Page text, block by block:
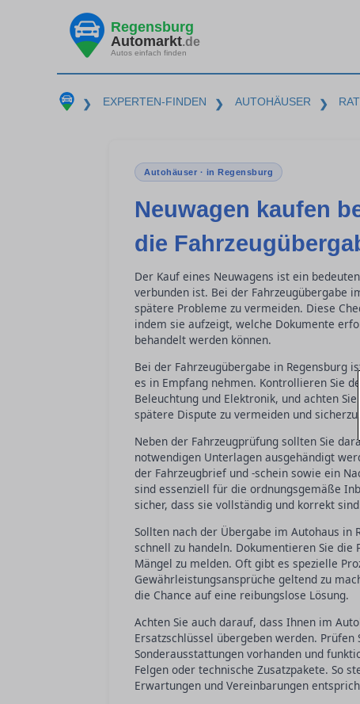
Regensburg
Automarkt.de
Autos einfach finden
❯ EXPERTEN-FINDEN ❯ AUTOHÄUSER ❯
Autohäuser · in Regensburg
Neuwagen kaufen
die
Der Kauf eines Neuwagens ist ein
verbunden ist. Bei der Fahrzeugübergabe
spätere Probleme zu vermeiden. Diese
indem sie aufzeigt, welche Dokumente
behandelt werden können.
Bei der Fahrzeugübergabe in Regensburg
es in Empfang nehmen. Kontrollieren Sie
Beleuchtung und Elektronik, und achten
spätere Dispute zu vermeiden und
Neben der Fahrzeugprüfung sollten Sie
notwendigen Unterlagen ausgehändigt
der Fahrzeugbrief und -schein sowie ein
sind essenziell für die ordnungsgemäße
sicher, dass sie vollständig und korrekt
Sollten nach der Übergabe im Autohaus in
schnell zu handeln. Dokumentieren Sie
Mängel zu melden. Oft gibt es spezielle
Gewährleistungsansprüche geltend zu
die Chance auf eine reibungslose Lösung.
Achten Sie auch darauf, dass Ihnen im
Ersatzschlüssel übergeben werden.
Sonderausstattungen vorhanden und
Felgen oder technische Zusatzpakete. So
Erwartungen und Vereinbarungen